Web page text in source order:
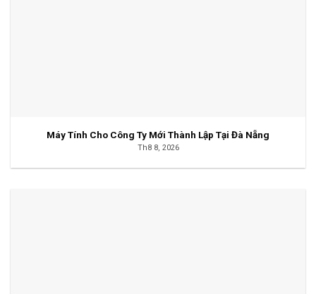
Máy Tính Cho Công Ty Mới Thành Lập Tại Đà Nẵng
Th8 8, 2026